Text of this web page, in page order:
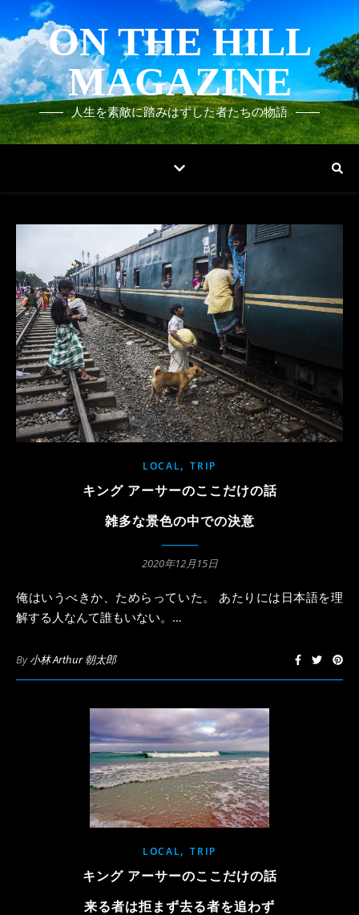
ON THE HILL
MAGAZINE
人生を素敵に踏みはずした者たちの物語
LOCAL,TRIP
キング アーサーのここだけの話
雑多な景色の中での決意
2020年12月15日
俺はいうべきか、ためらっていた。 あたりには日本語を理
解する人なんて誰もいない。…
By小林 Arthur 朝太郎
LOCAL,TRIP
キング アーサーのここだけの話
来る者は拒まず去る者を追わず